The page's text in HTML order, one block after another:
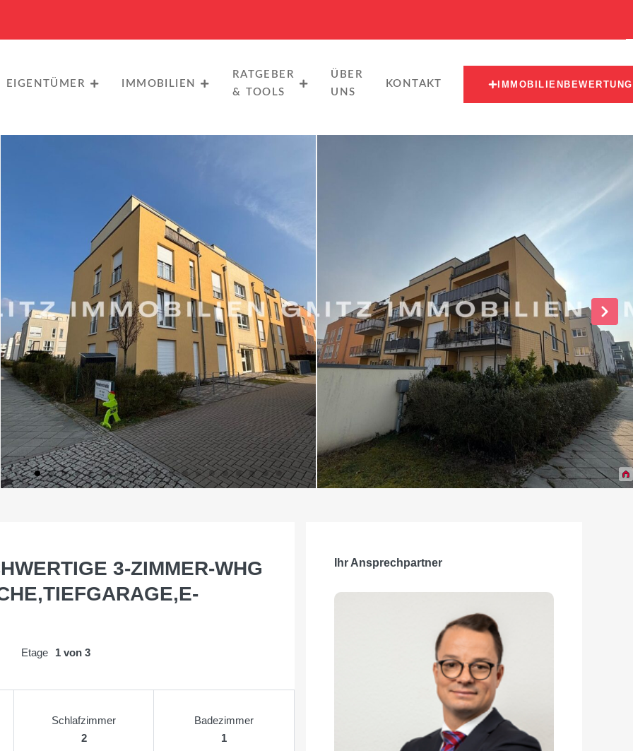
EIGENTÜMER IMMOBILIEN
RATGEBER
& TOOLS
ÜBER
UNS
KONTAKT IMMOBILIENBEWERTUNG
3-ZIMMER-WHG
Etage 1 von 3
Schlafzimmer
2
Badezimmer
1
Ihr Ansprechpartner